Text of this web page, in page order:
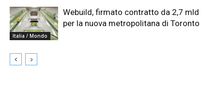
Italia / Mondo
Webuild, firmato contratto da 2,7 mld
per la nuova metropolitana di Toronto